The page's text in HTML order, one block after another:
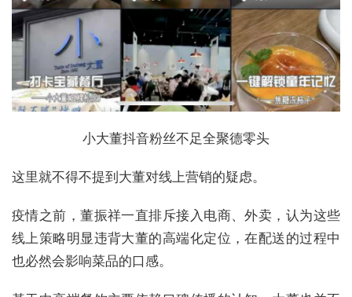
小大董抖音粉丝不足全聚德零头
这里就不得不提到大董对线上营销的疑虑。
疫情之前，董振祥一直排斥接入电商、外卖，认为这些
线上策略明显违背大董的高端化定位，在配送的过程中
也必然会影响菜品的口感。